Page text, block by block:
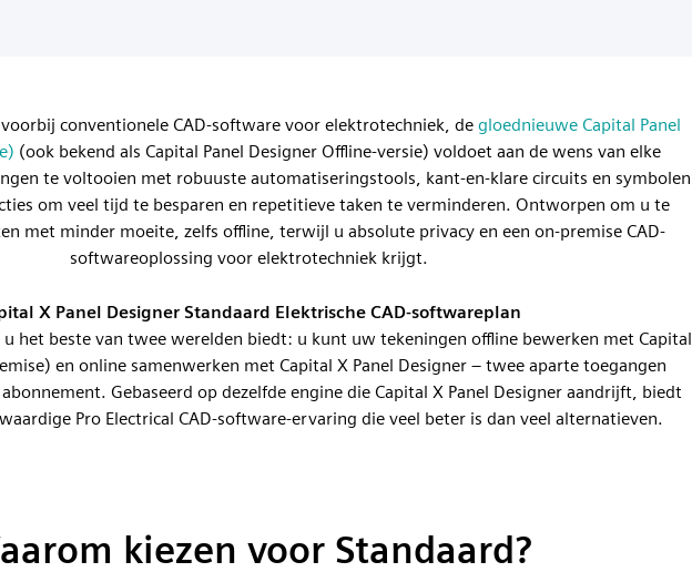
conventionele CAD-software voor elektrotechniek, de gloednieuwe Capital Panel
(ook bekend als Capital Panel Designer Offline-versie) voldoet aan de wens van elke
te voltooien met robuuste automatiseringstools, kant-en-klare circuits en symbolen
om veel tijd te besparen en repetitieve taken te verminderen. Ontworpen om u te
met minder moeite, zelfs offline, terwijl u absolute privacy en een on-premise CAD-
softwareoplossing voor elektrotechniek krijgt.
X Panel Designer Standaard Elektrische CAD-softwareplan
u het beste van twee werelden biedt: u kunt uw tekeningen offline bewerken met Capital
en online samenwerken met Capital X Panel Designer – twee aparte toegangen
Gebaseerd op dezelfde engine die Capital X Panel Designer aandrijft, biedt
Pro Electrical CAD-software-ervaring die veel beter is dan veel alternatieven.
kiezen voor Standaard?